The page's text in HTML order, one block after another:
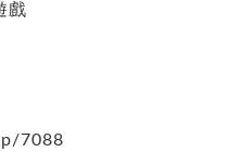
戲
7088